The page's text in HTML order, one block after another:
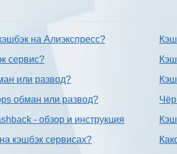
на Алиэкспресс?
сервис?
или развод?
обман или развод?
- обзор и инструкция
кэшбэк сервисах?